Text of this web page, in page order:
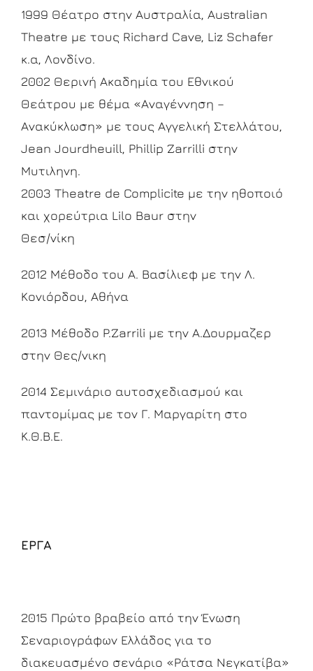
1999 Θέατρο στην Αυστραλία, Australian
Theatre με τους Richard Cave, Liz Schafer
κ.α, Λονδίνο.
2002 Θερινή Ακαδημία του Εθνικού
Θεάτρου με θέμα «Αναγέννηση –
Ανακύκλωση» με τους Αγγελική Στελλάτου,
Jean Jourdheuill, Phillip Zarrilli στην
Μυτιληνη.
2003 Theatre de Complicite με την ηθοποιό
και χορεύτρια Lilo Baur στην
Θεσ/νίκη
2012 Μέθοδο του Α. Βασίλιεφ με την Λ.
Κονιόρδου, Αθήνα
2013 Μέθοδο P.Zarrili με την Α.Δουρμαζερ
στην Θες/νικη
2014 Σεμινάριο αυτοσχεδιασμού και
παντομίμας με τον Γ. Μαργαρίτη στο
Κ.Θ.Β.Ε.
ΕΡΓΑ
2015 Πρώτο βραβείο από την Ένωση
Σεναριογράφων Ελλάδος για το
διακευασμένο σενάριο «Ράτσα Νεγκατίβα»